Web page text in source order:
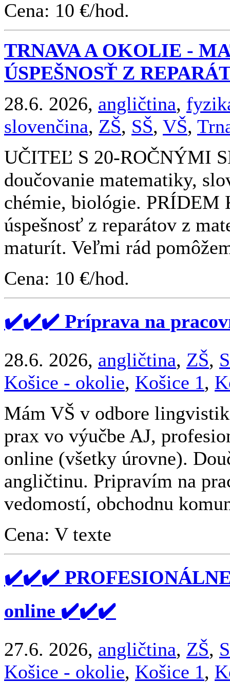
Cena: 10 €/hod.
TRNAVA A OKOLIE -
ÚSPEŠNOSŤ Z
28.6. 2026, angličtina,
slovenčina, ZŠ, SŠ, VŠ,
UČITEĽ S 20-ROČNÝMI
doučovanie matematiky,
chémie, biológie. PRÍDEM
úspešnosť z reparátov z
maturít. Veľmi rád
Cena: 10 €/hod.
✔️✔️✔️ Príprava na
28.6. 2026, angličtina, ZŠ,
Košice - okolie, Košice 1,
Mám VŠ v odbore
prax vo výučbe AJ,
online (všetky úrovne).
angličtinu. Pripravím na
vedomostí, obchodnu
Cena: V texte
✔️✔️✔️
online ✔️✔️✔️
27.6. 2026, angličtina, ZŠ,
Košice - okolie, Košice 1,